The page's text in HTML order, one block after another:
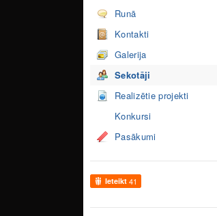
Runā
Kontakti
Galerija
Sekotāji
Realizētie projekti
Konkursi
Pasākumi
Ieteikt 41